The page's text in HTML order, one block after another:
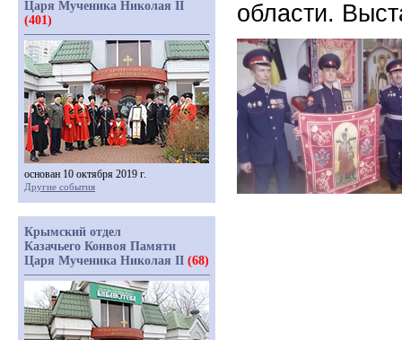
области.
Царя Мученика Николая II
(401)
основан 10 октября 2019 г.
Другие события
Крымский отдел
Казачьего Конвоя Памяти
Царя Мученика Николая II (68)